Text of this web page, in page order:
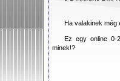
Ha valakinek még
Ez egy online 0-
minek!?